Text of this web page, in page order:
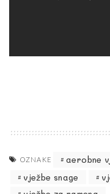
OZNAKE aerobne
vježbe snage